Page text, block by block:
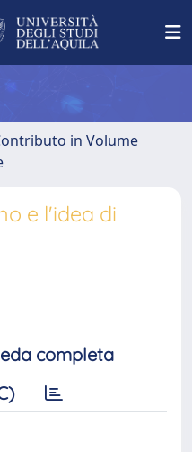
in Volume
e l'idea di
completa